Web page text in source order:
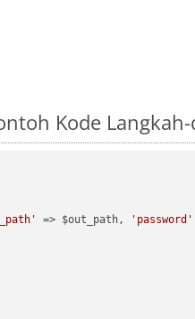
Kode
=> $out_path, 'password'